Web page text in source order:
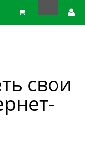
свои